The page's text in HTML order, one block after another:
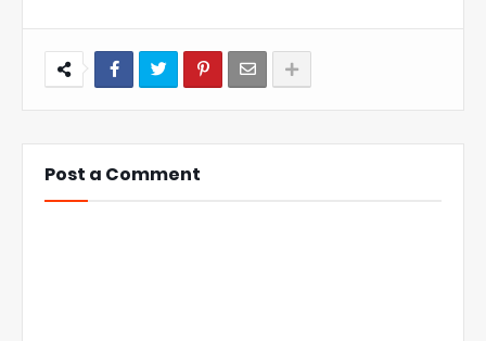
Post a Comment